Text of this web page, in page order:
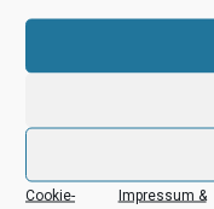
Cookie-
Impressum &